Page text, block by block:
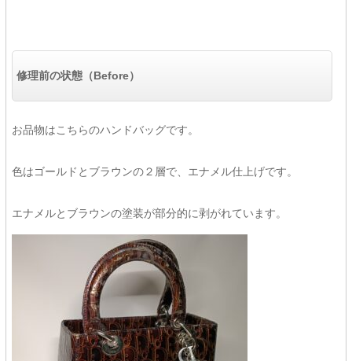
修理前の状態（Before）
お品物はこちらのハンドバッグです。
色はゴールドとブラウンの２層で、エナメル仕上げです。
エナメルとブラウンの塗装が部分的に剥がれています。